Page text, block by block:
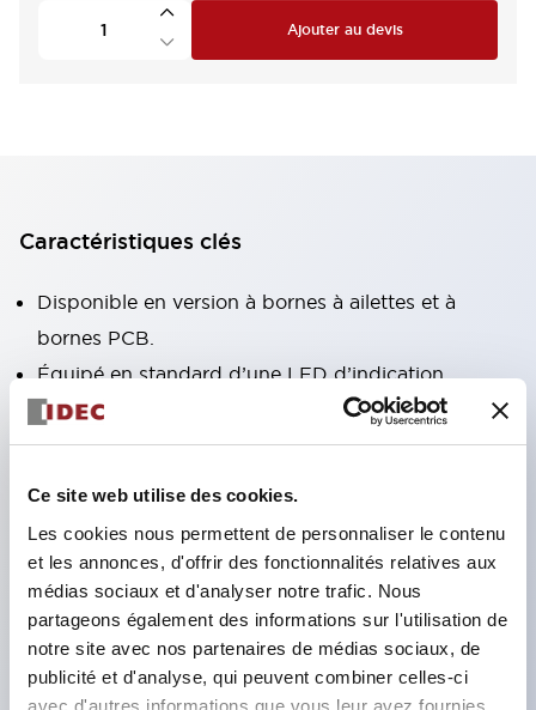
Ce site web utilise des cookies.
Les cookies nous permettent de personnaliser le contenu
et les annonces, d'offrir des fonctionnalités relatives aux
médias sociaux et d'analyser notre trafic. Nous
partageons également des informations sur l'utilisation de
notre site avec nos partenaires de médias sociaux, de
publicité et d'analyse, qui peuvent combiner celles-ci
avec d'autres informations que vous leur avez fournies
Ajouter au devis
Caractéristiques clés
Disponible en version à bornes à ailettes et à
bornes PCB.
Équipé en standard d’une LED d’indication
d’actionnement à haute luminosité sans polarité
(uniquement version à bornes à ailettes).
Indicateur mécanique pour vérifier l’état de
fonctionnement des contacts fourni en standard
(uniquement version à bornes à ailettes).
Équipé d’un levier de verrouillage coloré
permettant de distinguer les bobines AC et DC.